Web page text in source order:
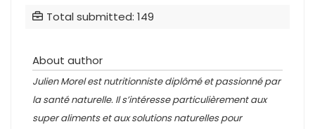
Total submitted: 149
About author
Julien Morel est nutritionniste diplômé et passionné par
la santé naturelle. Il s’intéresse particulièrement aux
super aliments et aux solutions naturelles pour